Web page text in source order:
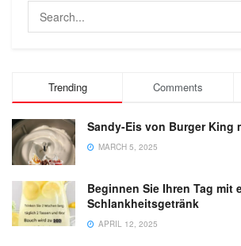
Trending Comments
Sandy-Eis von Burger King
MARCH 5, 2025
Beginnen Sie Ihren Tag mit
Schlankheitsgetränk
APRIL 12, 2025